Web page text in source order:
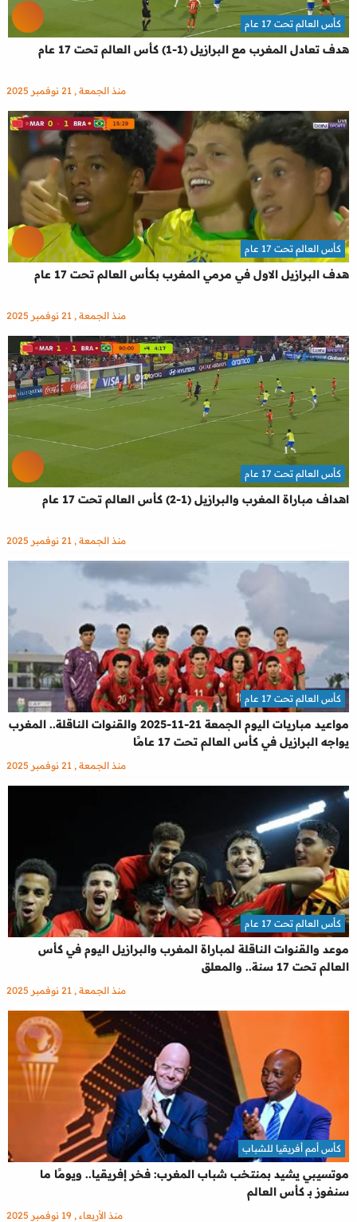
هدف تعادل المغرب مع البرازيل (1-1) كأس العالم تحت 17 عام
كأس العالم تحت 17 عام
منذ الجمعة , 21 نوفمبر 2025
هدف البرازيل الاول في مرمي المغرب بكأس العالم تحت 17 عام
كأس العالم تحت 17 عام
منذ الجمعة , 21 نوفمبر 2025
اهداف مباراة المغرب والبرازيل (1-2) كأس العالم تحت 17 عام
كأس العالم تحت 17 عام
منذ الجمعة , 21 نوفمبر 2025
مواعيد مباريات اليوم الجمعة 21-11-2025 والقنوات الناقلة.. المغرب
يواجه البرازيل في كأس العالم تحت 17 عامًا
كأس العالم تحت 17 عام
منذ الجمعة , 21 نوفمبر 2025
موعد والقنوات الناقلة لمباراة المغرب والبرازيل اليوم في كأس
العالم تحت 17 سنة.. والمعلق
كأس العالم تحت 17 عام
منذ الجمعة , 21 نوفمبر 2025
موتسيبي يشيد بمنتخب شباب المغرب: فخر إفريقيا.. ويومًا ما
سنفوز بـ كأس العالم
كأس أمم أفريقيا للشباب
منذ الأربعاء , 19 نوفمبر 2025